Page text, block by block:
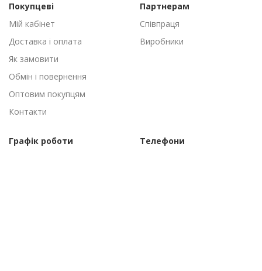
Покупцеві
Мій кабінет
Доставка і оплата
Як замовити
Обмін і повернення
Оптовим покупцям
Контакти
Партнерам
Співпраця
Виробники
Графік роботи
Телефони